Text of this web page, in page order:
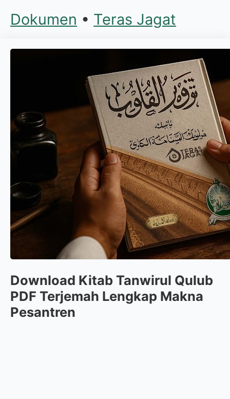
Dokumen • Teras Jagat
Download Kitab Tanwirul Qulub
PDF Terjemah Lengkap Makna
Pesantren